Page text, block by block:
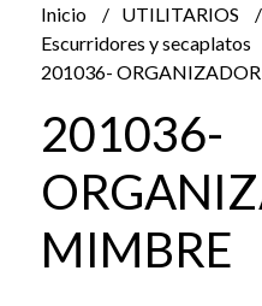
Inicio
UTILITARIOS
Escurridores y secaplatos
201036-
201036-
MIMBRE